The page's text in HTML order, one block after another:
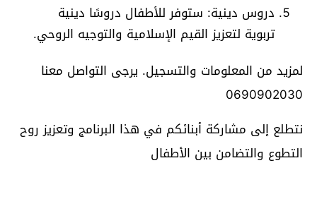
دروس دينية: ستوفر للأطفال دروسًا دينية
تربوية لتعزيز القيم الإسلامية والتوجيه الروحي.
لمزيد من المعلومات والتسجيل. يرجى التواصل معنا
0690902030
نتطلع إلى مشاركة أبنائكم في هذا البرنامج وتعزيز روح
التطوع والتضامن بين الأطفال